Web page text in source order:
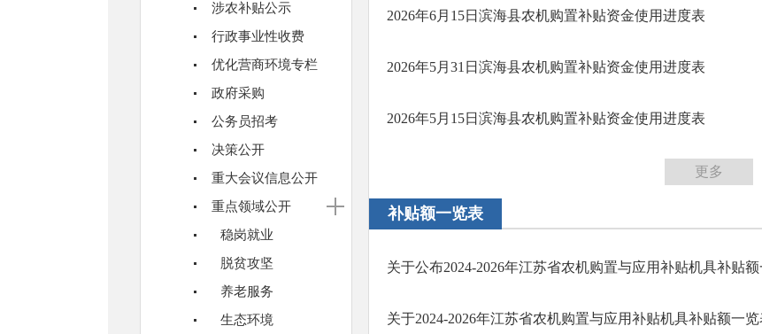
涉农补贴公示
行政事业性收费
优化营商环境专栏
政府采购
公务员招考
决策公开
重大会议信息公开
重点领域公开
稳岗就业
脱贫攻坚
养老服务
生态环境
2026年6月15日滨海县农机购置补贴资金使用进度表
2026年5月31日滨海县农机购置补贴资金使用进度表
2026年5月15日滨海县农机购置补贴资金使用进度表
更多
补贴额一览表
关于公布2024-2026年江苏省农机购置与应用补贴机具补贴
关于2024-2026年江苏省农机购置与应用补贴机具补贴额一